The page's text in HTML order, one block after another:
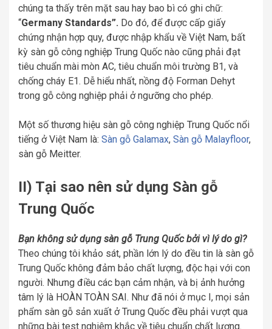
chúng ta thấy trên mặt sau hay bao bì có ghi chữ:
“Germany Standards”. Do đó, để được cấp giấy
chứng nhận hợp quy, được nhập khẩu về Việt Nam, bất
kỳ sàn gỗ công nghiệp Trung Quốc nào cũng phải đạt
tiêu chuẩn mài mòn AC, tiêu chuẩn môi trường B1, và
chống cháy E1. Dễ hiểu nhất, nồng độ Forman Dehyt
trong gỗ công nghiệp phải ở ngưỡng cho phép.
Một số thương hiệu sàn gỗ công nghiệp Trung Quốc nổi
tiếng ở Việt Nam là: Sàn gỗ Galamax, Sàn gỗ Malayfloor,
sàn gỗ Meitter.
II) Tại sao nên sử dụng Sàn gỗ
Trung Quốc
Bạn không sử dụng sàn gỗ Trung Quốc bởi vì lý do gì?
Theo chúng tôi khảo sát, phần lớn lý do đều tin là sàn gỗ
Trung Quốc không đảm bảo chất lượng, độc hại với con
người. Nhưng điều các bạn cảm nhận, và bị ảnh hưởng
tâm lý là HOÀN TOÀN SAI. Như đã nói ở mục I, mọi sản
phẩm sàn gỗ sản xuất ở Trung Quốc đều phải vượt qua
những bài test nghiêm khắc về tiêu chuẩn chất lượng.